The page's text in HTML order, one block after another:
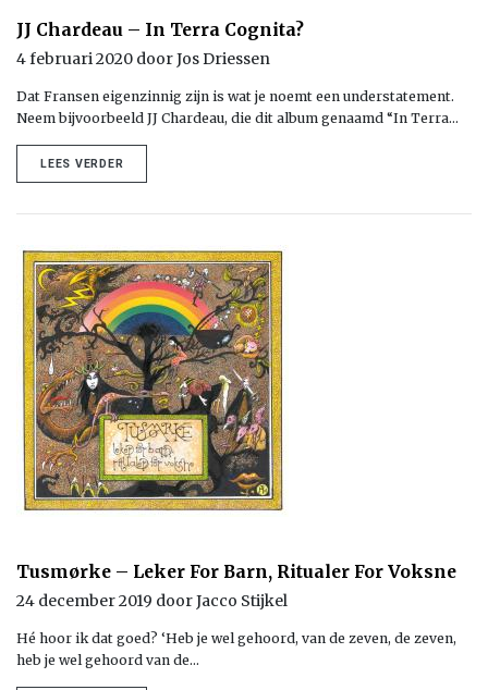
JJ Chardeau – In Terra Cognita?
4 februari 2020 door Jos Driessen
Dat Fransen eigenzinnig zijn is wat je noemt een understatement.
Neem bijvoorbeeld JJ Chardeau, die dit album genaamd “In Terra…
LEES VERDER
Tusmørke – Leker For Barn, Ritualer For Voksne
24 december 2019 door Jacco Stijkel
Hé hoor ik dat goed? ‘Heb je wel gehoord, van de zeven, de zeven,
heb je wel gehoord van de…